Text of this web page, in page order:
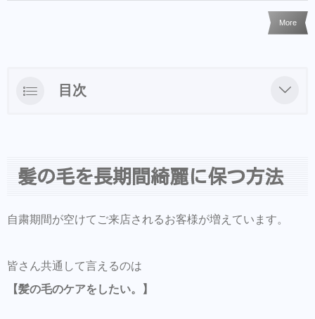
More
目次
LINEからのご予約・ご相談・商品購入を受け
さい。
可能できます。
Hair Trenza INTERNATIONAL
髪の毛を長期間綺麗に保つ方法
自粛期間が空けてご来店されるお客様が増えています。
皆さん共通して言えるのは
【髪の毛のケアをしたい。】